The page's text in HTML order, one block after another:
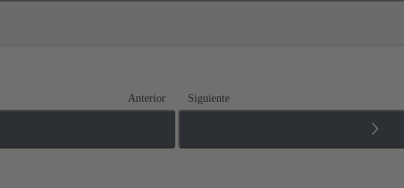
Anterior Siguiente